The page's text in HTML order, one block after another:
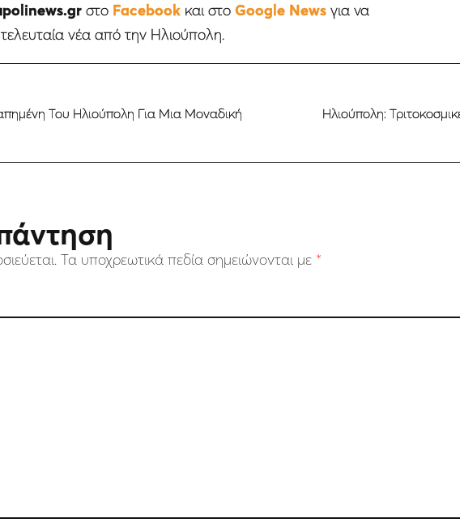
στο Facebookκαι στο Google Newsγια να
νέα από την Ηλιούπολη.
Του Ηλιούπολη Για Μια Μοναδική
Ηλιούπολη:
Τα υποχρεωτικά πεδία σημειώνονται με *